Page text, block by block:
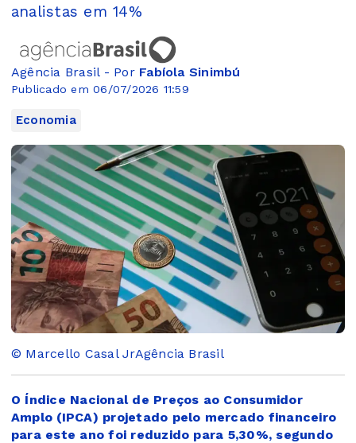
analistas em 14%
Agência Brasil - Por Fabíola Sinimbú
Publicado em 06/07/2026 11:59
Economia
© Marcello Casal JrAgência Brasil
O Índice Nacional de Preços ao Consumidor
Amplo (IPCA) projetado pelo mercado financeiro
para este ano foi reduzido para 5,30%, segundo